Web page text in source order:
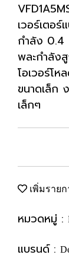
เวอร์เตอ
กำลัง 0.4
พละกำลัง
โอเวอร์โห
ขนาดเล็ก
เล็กๆ
เพิ่มราย
หมวดหมู่ :
แบรนด์ :